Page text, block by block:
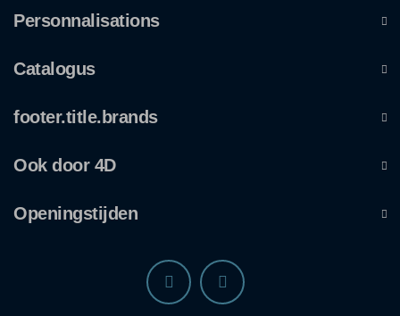
Personnalisations
Catalogus
footer.title.brands
Ook door 4D
Openingstijden